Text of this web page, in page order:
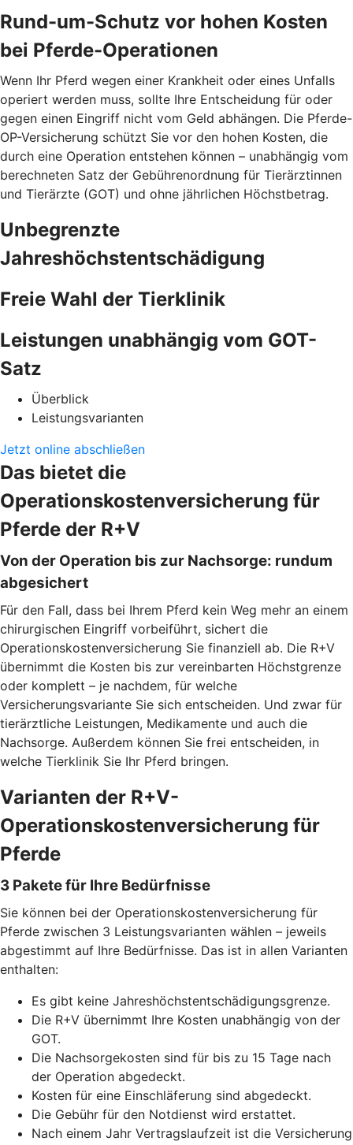
Rund-um-Schutz vor hohen Kosten
bei Pferde-Operationen
Wenn Ihr Pferd wegen einer Krankheit oder eines Unfalls
operiert werden muss, sollte Ihre Entscheidung für oder
gegen einen Eingriff nicht vom Geld abhängen. Die Pferde-
OP-Versicherung schützt Sie vor den hohen Kosten, die
durch eine Operation entstehen können – unabhängig vom
berechneten Satz der Gebührenordnung für Tierärztinnen
und Tierärzte (GOT) und ohne jährlichen Höchstbetrag.
Unbegrenzte
Jahreshöchstentschädigung
Freie Wahl der Tierklinik
Leistungen unabhängig vom GOT-
Satz
Überblick
Leistungsvarianten
Jetzt online abschließen
Das bietet die
Operationskostenversicherung für
Pferde der R+V
Von der Operation bis zur Nachsorge: rundum
abgesichert
Für den Fall, dass bei Ihrem Pferd kein Weg mehr an einem
chirurgischen Eingriff vorbeiführt, sichert die
Operationskostenversicherung Sie finanziell ab. Die R+V
übernimmt die Kosten bis zur vereinbarten Höchstgrenze
oder komplett – je nachdem, für welche
Versicherungsvariante Sie sich entscheiden. Und zwar für
tierärztliche Leistungen, Medikamente und auch die
Nachsorge. Außerdem können Sie frei entscheiden, in
welche Tierklinik Sie Ihr Pferd bringen.
Varianten der R+V-
Operationskostenversicherung für
Pferde
3 Pakete für Ihre Bedürfnisse
Sie können bei der Operationskostenversicherung für
Pferde zwischen 3 Leistungsvarianten wählen – jeweils
abgestimmt auf Ihre Bedürfnisse. Das ist in allen Varianten
enthalten:
Es gibt keine Jahreshöchstentschädigungsgrenze.
Die R+V übernimmt Ihre Kosten unabhängig von der
GOT.
Die Nachsorgekosten sind für bis zu 15 Tage nach
der Operation abgedeckt.
Kosten für eine Einschläferung sind abgedeckt.
Die Gebühr für den Notdienst wird erstattet.
Nach einem Jahr Vertragslaufzeit ist die Versicherung